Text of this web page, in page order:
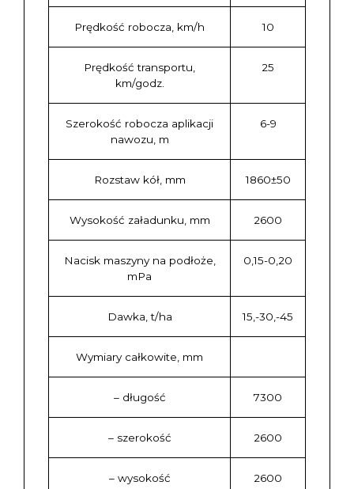
Prędkość robocza, km/h 10
Prędkość transportu,
km/godz.
25
Szerokość robocza aplikacji
nawozu, m
6-9
Rozstaw kół, mm 1860±50
Wysokość załadunku, mm 2600
Nacisk maszyny na podłoże,
mPa
0,15-0,20
Dawka, t/ha 15,-30,-45
Wymiary całkowite, mm
– długość 7300
– szerokość 2600
– wysokość 2600